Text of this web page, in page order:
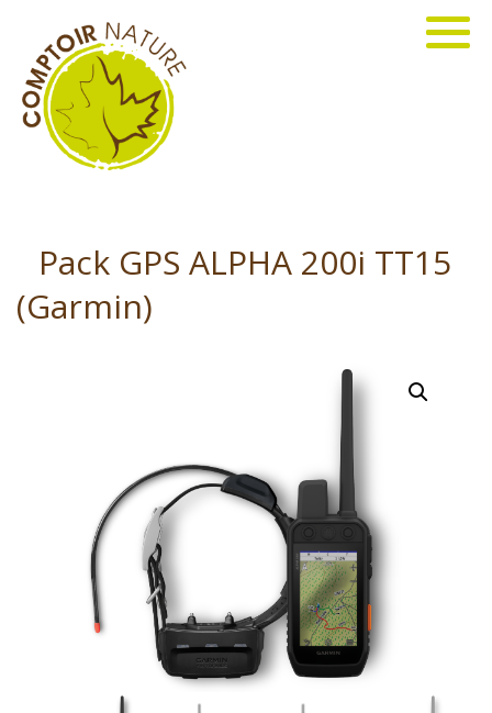
Pack GPS ALPHA 200i TT15
(Garmin)